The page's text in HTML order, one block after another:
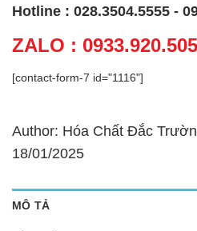
Hotline : 028.3504.5555 -
ZALO : 0933.920.505
[contact-form-7 id="1116"]
Author: Hóa Chất Đắc
18/01/2025
MÔ TẢ